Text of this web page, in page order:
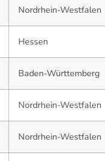
Nordrhein-Westfalen
Hessen
Baden-Württemberg
Nordrhein-Westfalen
Nordrhein-Westfalen